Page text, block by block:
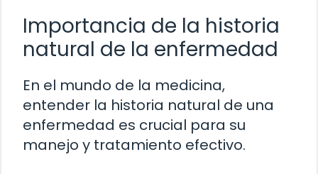
Importancia de la historia
natural de la enfermedad
En el mundo de la medicina,
entender la historia natural de una
enfermedad es crucial para su
manejo y tratamiento efectivo.